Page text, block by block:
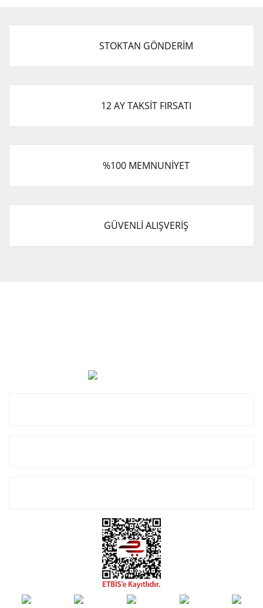
STOKTAN GÖNDERİM
12 AY TAKSİT FIRSATI
%100 MEMNUNİYET
GÜVENLİ ALIŞVERİŞ